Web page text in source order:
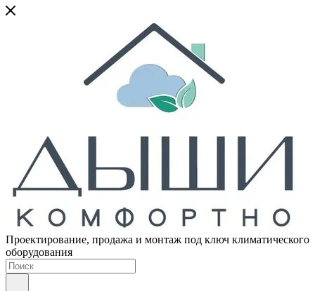
Проектирование, продажа и монтаж под ключ климатического
оборудования